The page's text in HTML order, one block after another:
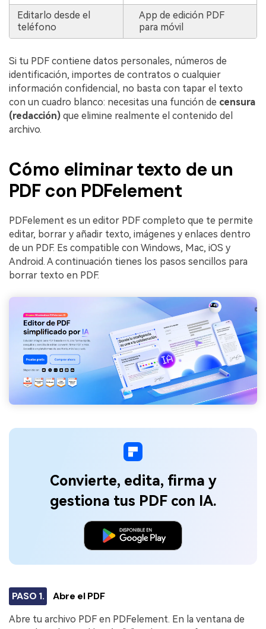
Editarlo desde el
teléfono
App de edición PDF
para móvil
Si tu PDF contiene datos personales, números de
identificación, importes de contratos o cualquier
información confidencial, no basta con tapar el texto
con un cuadro blanco: necesitas una función de censura
(redacción) que elimine realmente el contenido del
archivo.
Cómo eliminar texto de un
PDF con PDFelement
PDFelement es un editor PDF completo que te permite
editar, borrar y añadir texto, imágenes y enlaces dentro
de un PDF. Es compatible con Windows, Mac, iOS y
Android. A continuación tienes los pasos sencillos para
borrar texto en PDF.
Convierte, edita, firma y
gestiona tus PDF con IA.
PASO 1. Abre el PDF
Abre tu archivo PDF en PDFelement. En la ventana de